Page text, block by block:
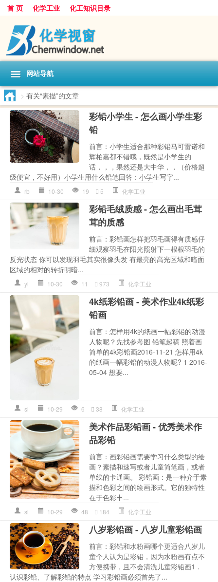
首 页 化学工业 化工知识目录
网站导航
> 有关“素描”的文章
彩铅小学生 - 怎么画小学生彩
铅
前言：小学生适合那种彩铅马可雷诺和
辉柏嘉都不错哦，既然是小学生的
话，，，果然还是大中华，，（价格超
级便宜，不好用）小学生用什么铅笔回答：小学生写字...
rb 10-30 19 5 化学工业
彩铅毛绒质感 - 怎么画出毛茸
茸的质感
前言：彩铅画怎样把羽毛画得有质感仔
细观察羽毛在阳光照射下一根根羽毛的
反光状态 你可以发现羽毛其实很像头发 有最亮的高光区域和暗面
区域的相对的转折明暗...
yl 10-30 11 973 化学工业
4k纸彩铅画 - 美术作业4k纸彩
铅画
前言：怎样用4k的纸画一幅彩铅的动漫
人物呢？先找参考图 铅笔起稿 照着画
简单的4k彩铅画2016-11-21 怎样用4k
的纸画一幅彩铅的动漫人物呢? 1 2016-
05-04 想要...
sl 10-29 6 38 化学工业
美术作品彩铅画 - 优秀美术作
品彩铅
前言：画彩铅画需要学习什么类型的绘
画？素描和速写或者儿童简笔画，或者
单线的卡通画。 彩铅画：是一种介于素
描和色彩之间的绘画形式。它的独特性
在于色彩丰...
sl 10-29 48 184 化学工业
八岁彩铅画 - 八岁儿童彩铅画
前言：彩铅和水粉画哪个更适合八岁儿
童个人认为是彩铅，因为水粉画有点不
方便携带，且不会清洗儿童彩铅画1．
认识彩铅、了解彩铅的特点 学习彩铅画必须首先了...